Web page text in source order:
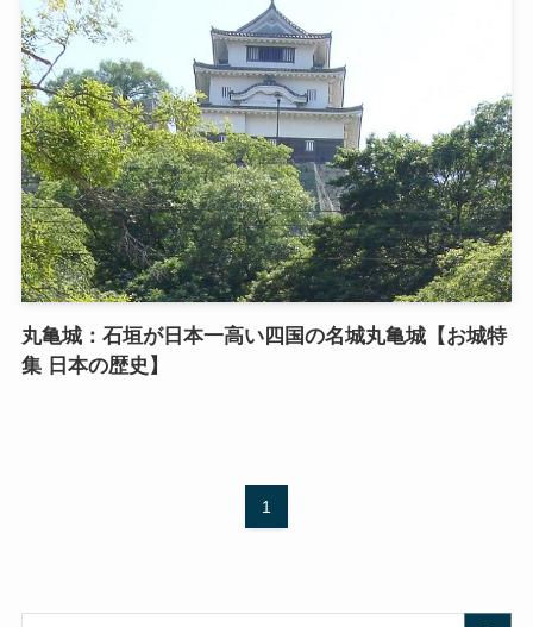
丸亀城：石垣が日本一高い四国の名城丸亀城【お城特
集 日本の歴史】
1